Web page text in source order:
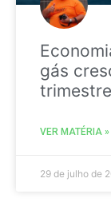
gás
VER MATÉRIA »
29 de julho de